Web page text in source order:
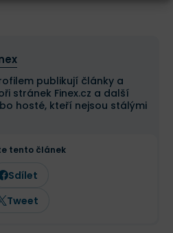
publikují články a
stránek Finex.cz a další
hosté, kteří nejsou stálými
tento článek
Sdílet
Tweet